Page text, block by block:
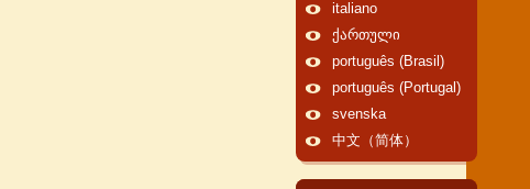
italiano
ქართული
português (Brasil)
português (Portugal)
svenska
中文（简体）